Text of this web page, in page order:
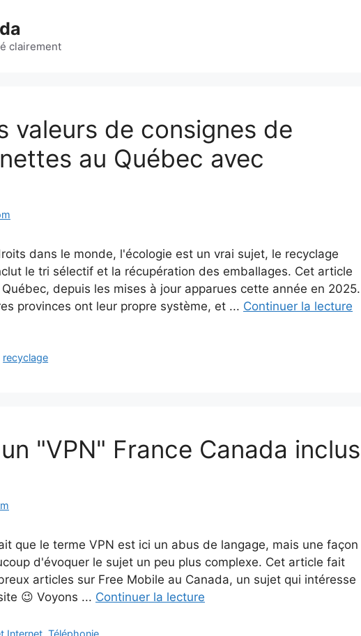
clairement
valeurs de consignes de
au Québec avec
dans le monde, l'écologie est un vrai sujet, le recyclage
le tri sélectif et la récupération des emballages. Cet article
depuis les mises à jour apparues cette année en 2025.
provinces ont leur propre système, et ... Continuer la lecture
recyclage
"VPN" France Canada inclus
que le terme VPN est ici un abus de langage, mais une façon
d'évoquer le sujet un peu plus complexe. Cet article fait
articles sur Free Mobile au Canada, un sujet qui intéresse
😉 Voyons ... Continuer la lecture